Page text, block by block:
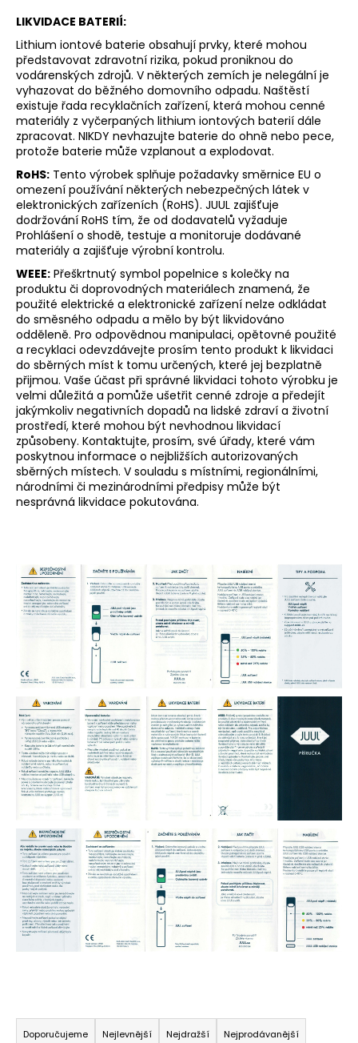
LIKVIDACE BATERIÍ:
Lithium iontové baterie obsahují prvky, které mohou
představovat zdravotní rizika, pokud proniknou do
vodárenských zdrojů. V některých zemích je nelegální je
vyhazovat do běžného domovního odpadu. Naštěstí
existuje řada recyklačních zařízení, která mohou cenné
materiály z vyčerpaných lithium iontových baterií dále
zpracovat. NIKDY nevhazujte baterie do ohně nebo pece,
protože baterie může vzplanout a explodovat.
RoHS: Tento výrobek splňuje požadavky směrnice EU o
omezení používání některých nebezpečných látek v
elektronických zařízeních (RoHS). JUUL zajišťuje
dodržování RoHS tím, že od dodavatelů vyžaduje
Prohlášení o shodě, testuje a monitoruje dodávané
materiály a zajišťuje výrobní kontrolu.
WEEE: Přeškrtnutý symbol popelnice s kolečky na
produktu či doprovodných materiálech znamená, že
použité elektrické a elektronické zařízení nelze odkládat
do směsného odpadu a mělo by být likvidováno
odděleně. Pro odpovědnou manipulaci, opětovné použité
a recyklaci odevzdávejte prosím tento produkt k likvidaci
do sběrných míst k tomu určených, které jej bezplatně
přijmou. Vaše účast při správné likvidaci tohoto výrobku je
velmi důležitá a pomůže ušetřit cenné zdroje a předejít
jakýmkoliv negativních dopadů na lidské zdraví a životní
prostředí, které mohou být nevhodnou likvidací
způsobeny. Kontaktujte, prosím, své úřady, které vám
poskytnou informace o nejbližších autorizovaných
sběrných místech. V souladu s místními, regionálními,
národními či mezinárodními předpisy může být
nesprávná likvidace pokutována.
Ř
a
Doporučujeme Nejlevnější Nejdražší Nejprodávanější